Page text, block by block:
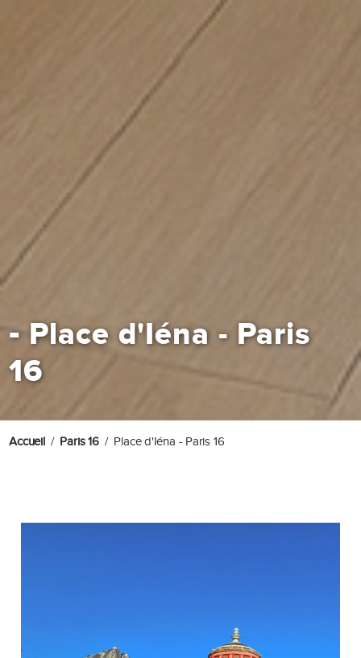
-Place d'Iéna - Paris
16
Accueil Paris 16 Place d'Iéna - Paris 16